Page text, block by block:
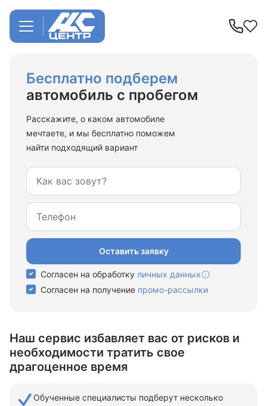
Бесплатно подберем
автомобиль с пробегом
Расскажите, о каком автомобиле
мечтаете, и мы бесплатно поможем
найти подходящий вариант
Оставить заявку
Согласен на обработку личных данных
Согласен на получение промо-рассылки
Наш сервис избавляет вас от рисков и
необходимости тратить свое
драгоценное время
Обученные специалисты подберут несколько